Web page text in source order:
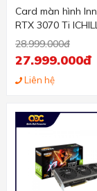
Card màn hình
RTX 3070 Ti
28.999.000đ
27.999.000đ
Liên hệ